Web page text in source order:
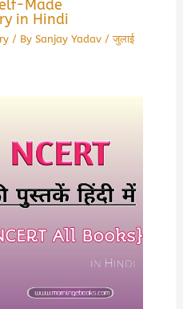
Made
in Hindi
/ By Sanjay Yadav /जुलाई